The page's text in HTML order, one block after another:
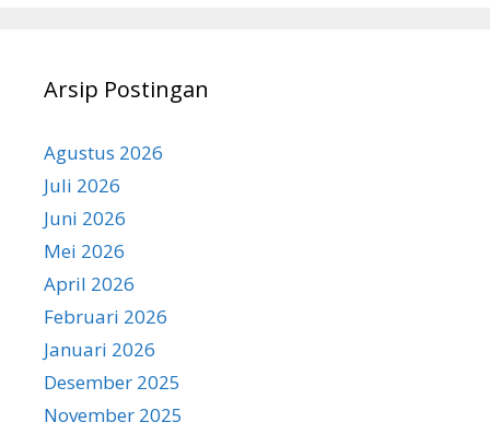
Arsip Postingan
Agustus 2026
Juli 2026
Juni 2026
Mei 2026
April 2026
Februari 2026
Januari 2026
Desember 2025
November 2025